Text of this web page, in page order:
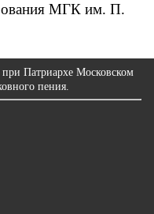
МГК им. П.
Патриархе Московском
пения.